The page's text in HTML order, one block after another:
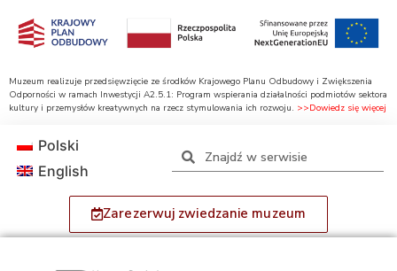
Muzeum realizuje przedsięwzięcie ze środków Krajowego Planu Odbudowy i Zwiększenia
Odporności w ramach Inwestycji A2.5.1: Program wspierania działalności podmiotów sektora
kultury i przemysłów kreatywnych na rzecz stymulowania ich rozwoju. >>Dowiedz się więcej
Zarezerwuj zwiedzanie muzeum
Polski
English